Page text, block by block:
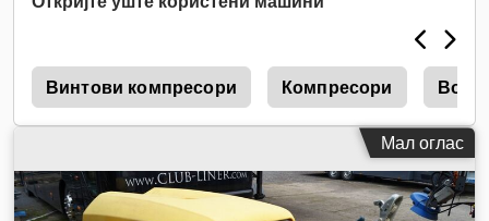
Винтови компресори Компресори
Мал оглас